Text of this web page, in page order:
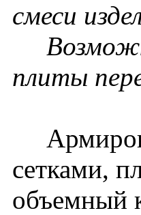
смеси
плиты
сетками,
объемный